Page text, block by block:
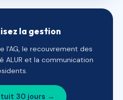
la gestion
l'AG, le recouvrement des
ALUR et la communication
30 jours →